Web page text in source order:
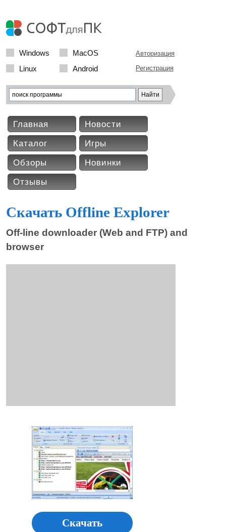
Windows
MacOS
Linux
Android
Авторизация
Регистрация
Главная
Новости
Каталог
Игры
Обзоры
Новинки
Отзывы
Скачать Offline Explorer
Off-line downloader (Web and FTP) and
browser
Скачать